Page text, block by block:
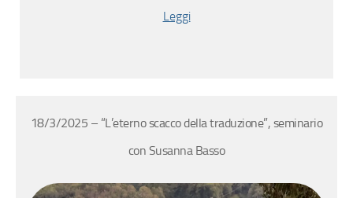
Leggi
18/3/2025 – “L’eterno scacco della traduzione”, seminario
con Susanna Basso